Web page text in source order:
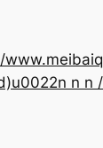
n n